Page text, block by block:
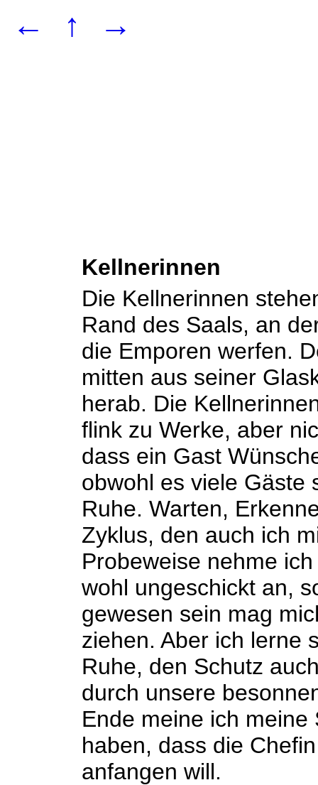
← ↑ →
Kellnerinnen
Die Kellnerinnen
Rand des Saals, an
die Emporen werfen.
mitten aus seiner
herab. Die
flink zu Werke, aber
dass ein Gast
obwohl es viele Gäste
Ruhe. Warten,
Zyklus, den auch ich
Probeweise nehme
wohl ungeschickt an,
gewesen sein mag
ziehen. Aber ich lerne
Ruhe, den Schutz
durch unsere
Ende meine ich
haben, dass die
anfangen will.